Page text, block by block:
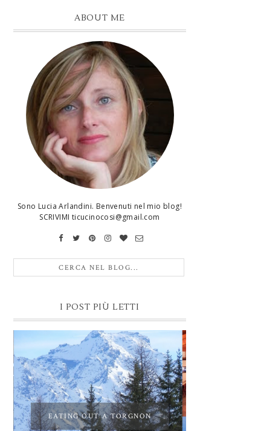
ABOUT ME
Sono Lucia Arlandini. Benvenuti nel mio blog!
SCRIVIMI ticucinocosi@gmail.com
I POST PIÙ LETTI
EATING OUT A TORGNON